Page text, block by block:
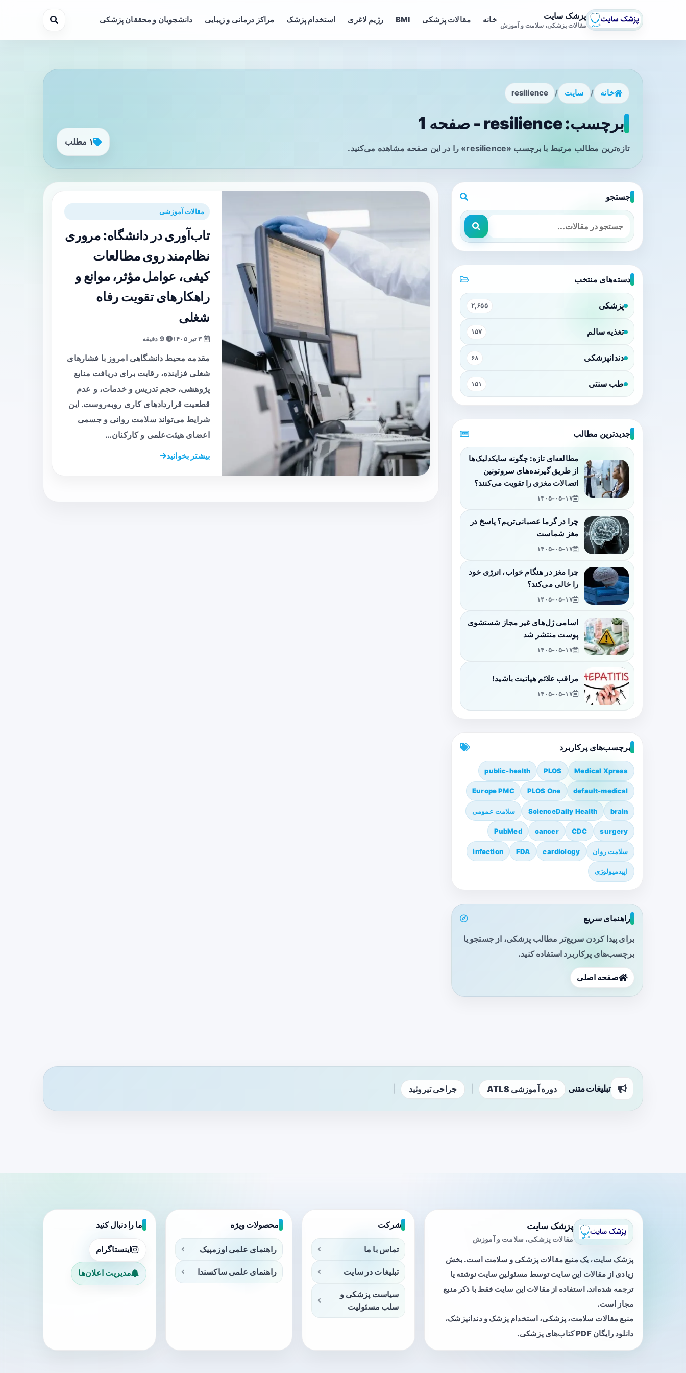
پزشک سایت
مقالات پزشکی، سلامت و آموزش
خانه مقالات پزشکی BMI رژیم لاغری استخدام پزشک مراکز درمانی و زیبایی دانشجویان و محققان پزشکی
خانه / سایت /
resilience
برچسب: resilience - صفحه 1
تازه‌ترین مطالب مرتبط با برچسب «resilience» را در این صفحه مشاهده می‌کنید.
۱ مطلب
مقالات آموزشی
تاب‌آوری در دانشگاه: مروری
نظام‌مند روی مطالعات
کیفی، عوامل مؤثر، موانع و
راهکارهای تقویت رفاه
شغلی
9 دقیقه
مقدمه محیط دانشگاهی امروز با فشارهای
شغلی فزاینده، رقابت برای دریافت منابع
پژوهشی، حجم تدریس و خدمات، و عدم
قطعیت قراردادهای کاری روبه‌روست. این
شرایط می‌تواند سلامت روانی و جسمی
اعضای هیئت‌علمی و کارکنان…
بیشتر بخوانید
جستجو
دسته‌های منتخب
پزشکی ۲,۶۵۵
تغذیه سالم ۱۵۷
دندانپزشکی ۶۸
طب سنتی ۱۵۱
جدیدترین مطالب
مطالعه‌ای تازه: چگونه سایکدلیک‌ها
از طریق گیرنده‌های سروتونین
اتصالات مغزی را تقویت می‌کنند؟
۱۴۰۵-۰۵-۱۷
چرا در گرما عصبانی‌تریم؟ پاسخ در
مغز شماست
۱۴۰۵-۰۵-۱۷
چرا مغز در هنگام خواب، انرژی خود
را خالی می‌کند؟
۱۴۰۵-۰۵-۱۷
اسامی ژل‌های غیر مجاز شستشوی
پوست منتشر شد
۱۴۰۵-۰۵-۱۷
مراقب علائم هپاتیت باشید!
۱۴۰۵-۰۵-۱۷
برچسب‌های پرکاربرد
Medical Xpress
PLOS
public-health
default-medical
PLOS One
Europe PMC
brain
ScienceDaily Health سلامت عمومی
surgery
CDC
cancer
PubMed
سلامت روان cardiology
FDA
infection
اپیدمیولوژی
راهنمای سریع
برای پیدا کردن سریع‌تر مطالب پزشکی، از جستجو یا
برچسب‌های پرکاربرد استفاده کنید.
صفحه اصلی
تبلیغات متنی دوره آموزشی ATLS جراحی تیروئید
پزشک سایت
مقالات پزشکی، سلامت و آموزش
پزشک سایت، یک منبع مقالات پزشکی و سلامت است. بخش
زیادی از مقالات این سایت توسط مسئولین سایت نوشته یا
ترجمه شده‌اند. استفاده از مقالات این سایت فقط با ذکر منبع
مجاز است.
منبع مقالات سلامت، پزشکی، استخدام پزشک و دندانپزشک،
دانلود رایگان PDF کتاب‌های پزشکی.
شرکت
تماس با ما
تبلیغات در سایت
سیاست پزشکی و
سلب مسئولیت
محصولات ویژه
راهنمای علمی اوزمپیک
راهنمای علمی ساکسندا
ما را دنبال کنید
اینستاگرام
مدیریت اعلان‌ها